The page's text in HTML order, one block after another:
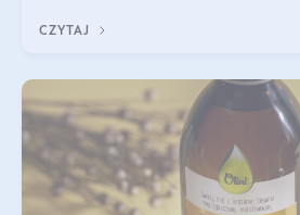
CZYTAJ